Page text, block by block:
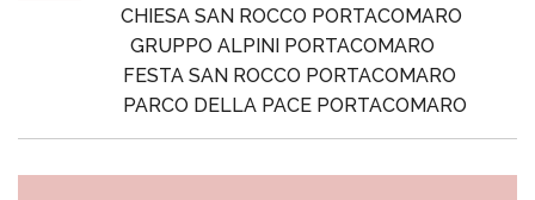
CHIESA SAN ROCCO PORTACOMARO
GRUPPO ALPINI PORTACOMARO
FESTA SAN ROCCO PORTACOMARO
PARCO DELLA PACE PORTACOMARO